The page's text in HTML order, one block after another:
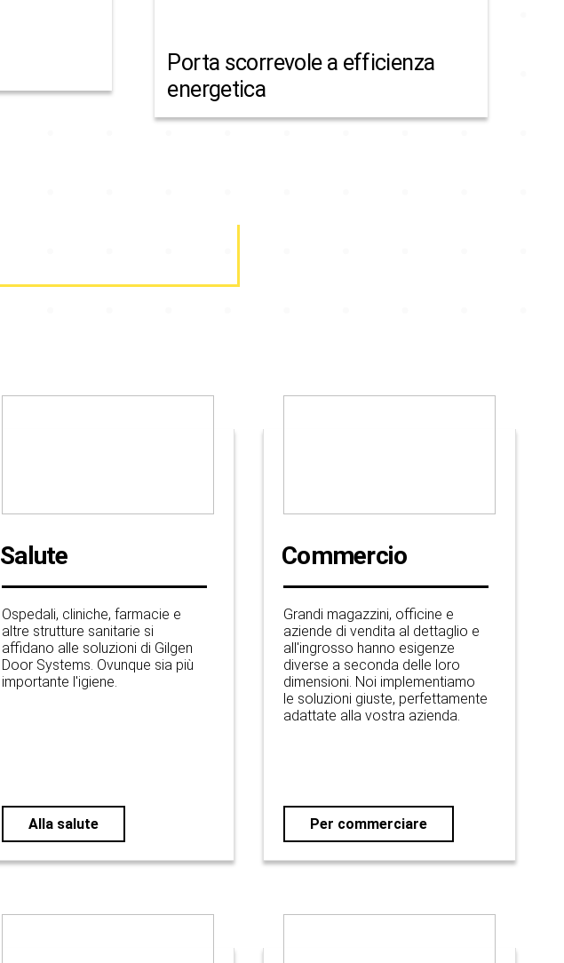
Porta scorrevole a efficienza
energetica
Salute
Ospedali, cliniche, farmacie e
altre strutture sanitarie si
affidano alle soluzioni di Gilgen
Door Systems. Ovunque sia più
importante l'igiene.
Alla salute
Commercio
Grandi magazzini, officine e
aziende di vendita al dettaglio e
all'ingrosso hanno esigenze
diverse a seconda delle loro
dimensioni. Noi implementiamo
le soluzioni giuste, perfettamente
adattate alla vostra azienda.
Per commerciare